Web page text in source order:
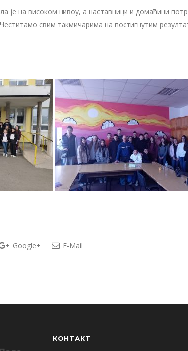
је на високом нивоу, а наставници и домаћини
свим такмичарима на постигнутим
Google+ E-Mail
КОНТАКТ